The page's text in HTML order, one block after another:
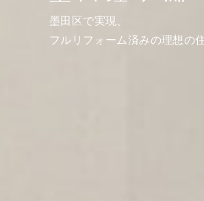
墨田区で実現、
フルリフォーム済みの理想の